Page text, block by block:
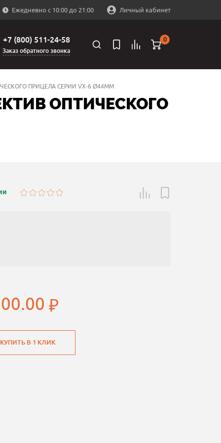
Ежедневно с 10:00 до 21:00 Личный кабинет
+7 (800) 511-24-58
Заказ обратного звонка
0
ПРИЦЕЛА СЕРИИ VX-6 Ø44ММ
ОПТИЧЕСКОГО
КУПИТЬ В 1 КЛИК